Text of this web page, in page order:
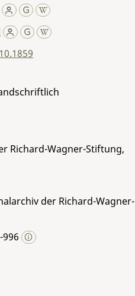
Richard-Wagner-Stiftung,
der Richard-Wagner-